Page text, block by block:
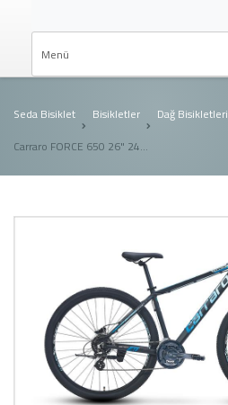
Seda Bisiklet Bisikletler
Dağ Bisikletleri
Carraro FORCE 650 26" 24-V HD